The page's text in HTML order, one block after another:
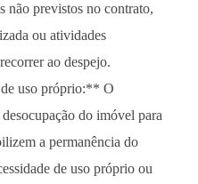
não previstos no contrato,
ou atividades
ao despejo.
uso próprio:** O
do imóvel para
a permanência do
de uso próprio ou